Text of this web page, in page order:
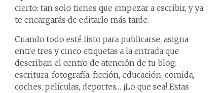
cierto: tan solo tienes que empezar a escribir, y ya
te encargarás de editarlo más tarde.
Cuando todo esté listo para publicarse, asigna
entre tres y cinco etiquetas a la entrada que
describan el centro de atención de tu blog:
escritura, fotografía, ficción, educación, comida,
coches, películas, deportes… ¡Lo que sea! Estas